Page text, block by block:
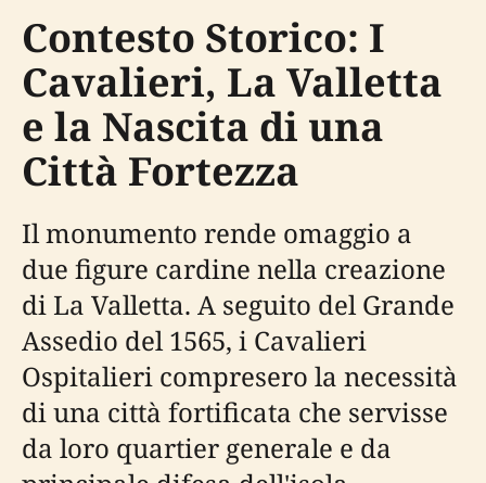
Contesto Storico: I
Cavalieri, La Valletta
e la Nascita di una
Città Fortezza
Il monumento rende omaggio a
due figure cardine nella creazione
di La Valletta. A seguito del Grande
Assedio del 1565, i Cavalieri
Ospitalieri compresero la necessità
di una città fortificata che servisse
da loro quartier generale e da